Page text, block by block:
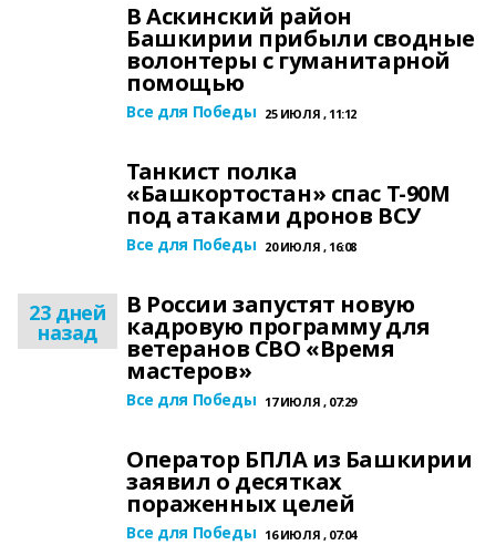
В Аскинский район
Башкирии прибыли сводные
волонтеры с гуманитарной
помощью
Все для Победы 25 ИЮЛЯ , 11:12
Танкист полка
«Башкортостан» спас Т-90М
под атаками дронов ВСУ
Все для Победы 20 ИЮЛЯ , 16:08
23 дней
назад
В России запустят новую
кадровую программу для
ветеранов СВО «Время
мастеров»
Все для Победы 17 ИЮЛЯ , 07:29
Оператор БПЛА из Башкирии
заявил о десятках
пораженных целей
Все для Победы 16 ИЮЛЯ , 07:04